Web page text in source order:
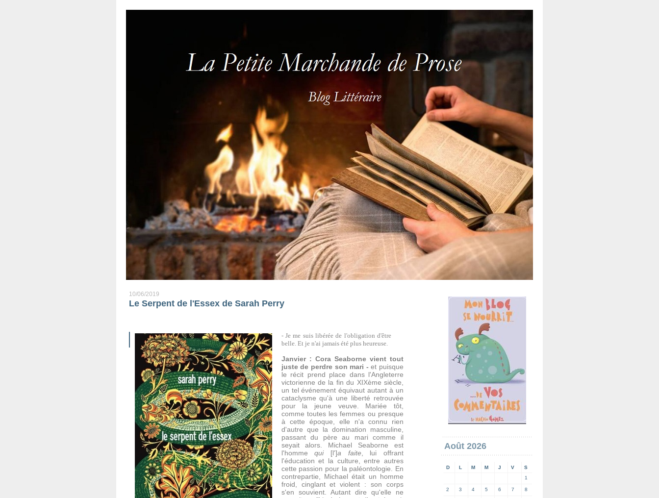
Août 2026
D L M M J V
S
1
2 3 4 5 6 7 8
10/06/2019
Le Serpent de l'Essex de Sarah Perry
- Je me suis libérée de l'obligation d'être
belle. Et je n'ai jamais été plus heureuse.
Janvier : Cora Seaborne vient tout
juste de perdre son mari - et puisque
le récit prend place dans l'Angleterre
victorienne de la fin du XIXème siècle,
un tel événement équivaut autant à un
cataclysme qu'à une liberté retrouvée
pour la jeune veuve. Mariée tôt,
comme toutes les femmes ou presque
à cette époque, elle n'a connu rien
d'autre que la domination masculine,
passant du père au mari comme il
seyait alors. Michael Seaborne est
l'hommequi [l']a faite, lui offrant
l'éducation et la culture, entre autres
cette passion pour la paléontologie. En
contrepartie, Michael était un homme
froid, cinglant et violent : son corps
s'en souvient. Autant dire qu'elle ne